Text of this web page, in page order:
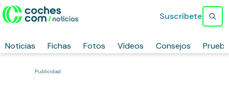
Noticias Fichas Fotos Vídeos Consejos
Suscríbete
Publicidad